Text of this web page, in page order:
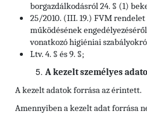
borgazdálkodásról 24. § (1)
25/2010. (III. 19.) FVM
működésének
vonatkozó higiéniai
Ltv. 4. § és 9. §;
A kezelt személyes
A kezelt adatok forrása az érintett.
Amennyiben a kezelt adat forrása